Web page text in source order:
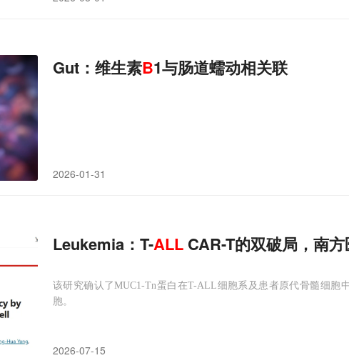
Gut：维生素B1与肠道蠕动相关联
2026-01-31
Leukemia：T-ALL CAR-T的双破局，南
该研究确认了MUC1-Tn蛋白在T-ALL细胞系及患者原代骨髓细胞
胞。
2026-07-15